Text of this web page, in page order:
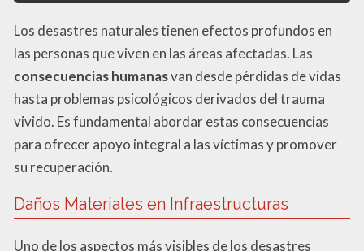
Los desastres naturales tienen efectos profundos en
las personas que viven en las áreas afectadas. Las
consecuencias humanasvan desde pérdidas de vidas
hasta problemas psicológicos derivados del trauma
vivido. Es fundamental abordar estas consecuencias
para ofrecer apoyo integral a las víctimas y promover
su recuperación.
Daños Materiales en Infraestructuras
Uno de los aspectos más visibles de los desastres